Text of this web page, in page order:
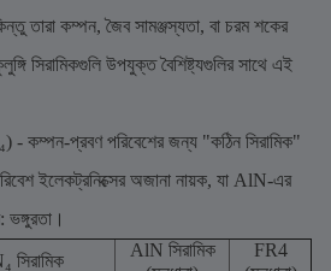
তারা কম্পন, জৈব সামঞ্জস্যতা, বা চরম শকের
সিরামিকগুলি উপযুক্ত বৈশিষ্ট্যগুলির সাথে এই
- কম্পন-প্রবণ পরিবেশের জন্য "কঠিন সিরামিক"
ইলেকট্রনিক্সের অজানা নায়ক, যা AlN-এর
ভঙ্গুরতা।
সিরামিক
AlN সিরামিক
FR4